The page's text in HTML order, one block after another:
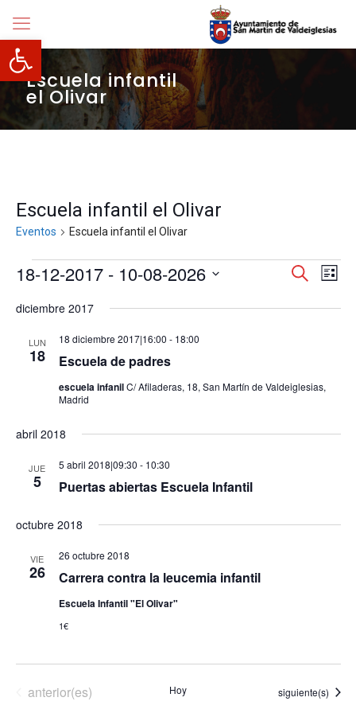
Abrir barra de herramientas
Escuela infantil
el Olivar
Escuela infantil el Olivar
Eventos Escuela infantil el Olivar
Eventos
Buscar
de
de
Lista
18-12-2017 - 10-08-2026
la
diciembre 2017
LUN
18 Escuela de padres
18 diciembre 2017|16:00 - 18:00
escuela infanilC/ Afiladeras, 18, San Martín de Valdeiglesias,
Madrid
abril 2018
JUE
5 Puertas abiertas Escuela Infantil
5 abril 2018|09:30 - 10:30
octubre 2018
VIE
26 Carrera contra la leucemia infantil
26 octubre 2018
Escuela Infantil "El Olivar"
1€
Eventos
anterior(es) Hoy Eventos
siguiente(s)